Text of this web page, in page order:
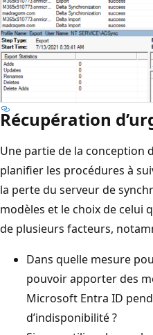
Récupération
Une partie de la conception
planifier les procédures à
la perte du serveur de
modèles et le choix de celui
de plusieurs facteurs,
Dans quelle mesure
pouvoir apporter des
Microsoft Entra ID
d’indisponibilité ?